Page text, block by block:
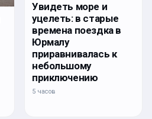
Увидеть море и
уцелеть: в старые
времена поездка в
Юрмалу
приравнивалась к
небольшому
приключению
5 часов